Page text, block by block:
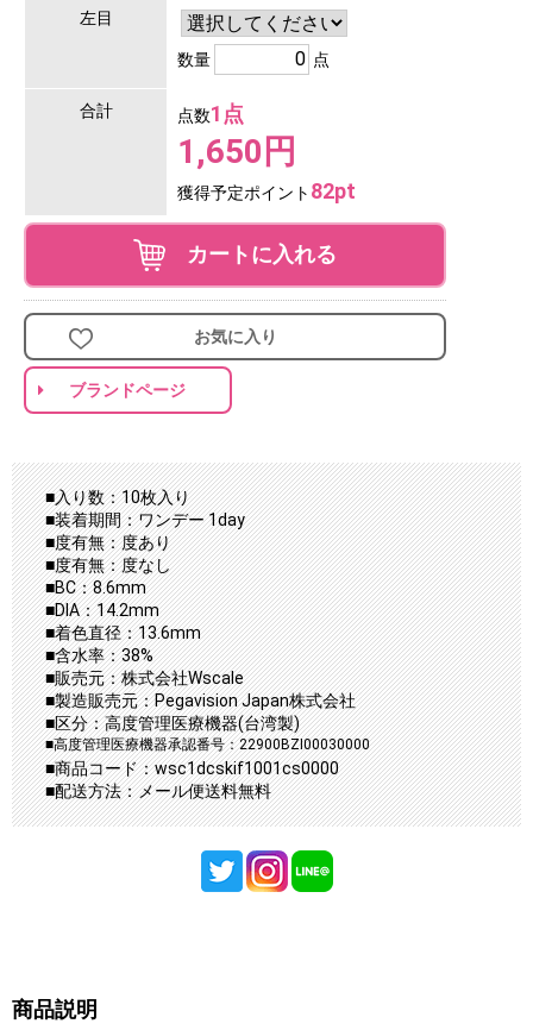
左目
数量 点
合計 点数1点
1,650円
獲得予定ポイント 82pt
カートに入れる
お気に入り
ブランドページ
■入り数：10枚入り
■装着期間：ワンデー 1day
■度有無：度あり
■度有無：度なし
■BC：8.6mm
■DIA：14.2mm
■着色直径：13.6mm
■含水率：38%
■販売元：株式会社Wscale
■製造販売元：Pegavision Japan株式会社
■区分：高度管理医療機器(台湾製)
■高度管理医療機器承認番号：22900BZI00030000
■商品コード：wsc1dcskif1001cs0000
■配送方法：メール便送料無料
商品説明